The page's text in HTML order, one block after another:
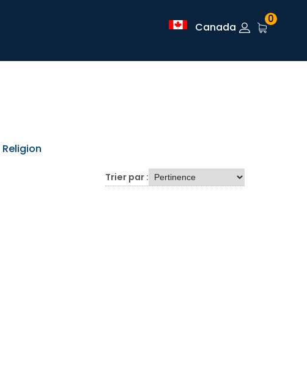
Canada
0
Religion
Trier par :